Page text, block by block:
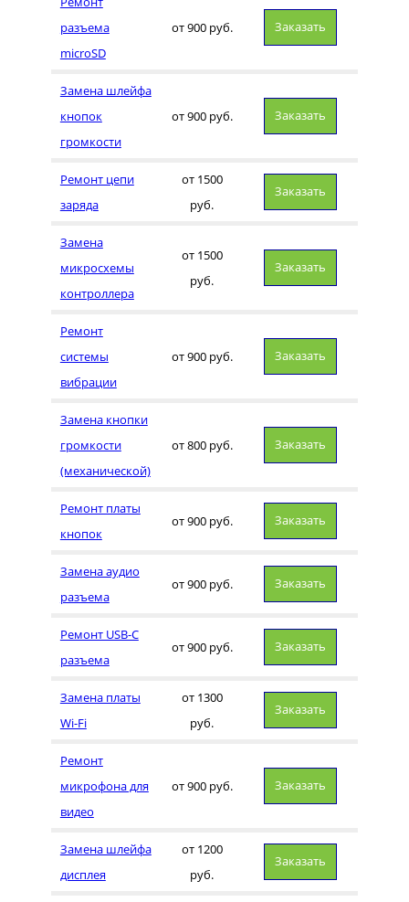
разъема
microSD
от 900 руб. Заказать
Замена шлейфа
кнопок
громкости
от 900 руб. Заказать
Ремонт цепи
заряда
от 1500
руб.
Заказать
Замена
микросхемы
контроллера
от 1500
руб.
Заказать
Ремонт
системы
вибрации
от 900 руб. Заказать
Замена кнопки
громкости
(механической)
от 800 руб. Заказать
Ремонт платы
кнопок
от 900 руб. Заказать
Замена аудио
разъема
от 900 руб. Заказать
Ремонт USB-C
разъема
от 900 руб. Заказать
Замена платы
Wi-Fi
от 1300
руб.
Заказать
Ремонт
микрофона для
видео
от 900 руб. Заказать
Замена шлейфа
дисплея
от 1200
руб.
Заказать